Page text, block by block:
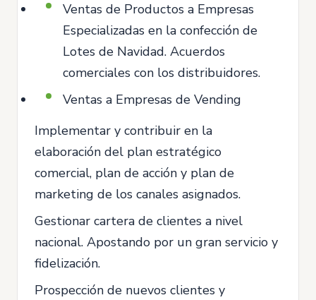
Ventas de Productos a Empresas
Especializadas en la confección de
Lotes de Navidad. Acuerdos
comerciales con los distribuidores.
Ventas a Empresas de Vending
Implementar y contribuir en la
elaboración del plan estratégico
comercial, plan de acción y plan de
marketing de los canales asignados.
Gestionar cartera de clientes a nivel
nacional. Apostando por un gran servicio y
fidelización.
Prospección de nuevos clientes y